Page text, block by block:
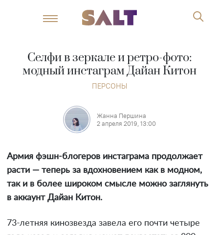
Селфи в зеркале и ретро-фото:
модный инстаграм Дайан Китон
ПЕРСОНЫ
Жанна Першина
2 апреля 2019, 13:00
Армия фэшн-блогеров инстаграма продолжает
расти — теперь за вдохновением как в модном,
так и в более широком смысле можно заглянуть
в аккаунт Дайан Китон.
73-летняя кинозвезда завела его почти четыре